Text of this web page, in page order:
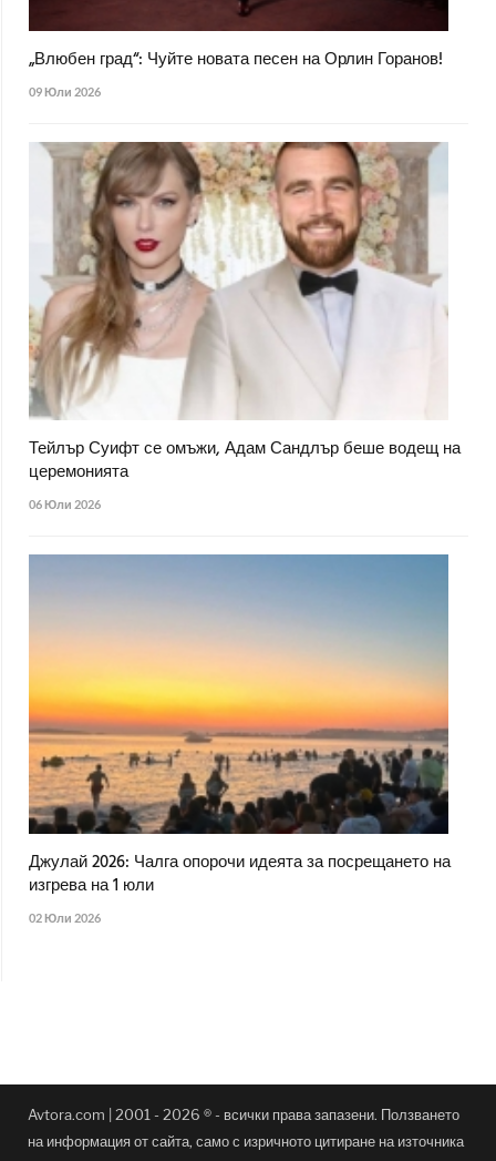
„Влюбен град“: Чуйте новата песен на Орлин Горанов!
09 Юли 2026
Тейлър Суифт се омъжи, Адам Сандлър беше водещ на
церемонията
06 Юли 2026
Джулай 2026: Чалга опорочи идеята за посрещането на
изгрева на 1 юли
02 Юли 2026
Avtora.com | 2001 - 2026 ® - всички права запазени. Ползването
на информация от сайта, само с изричното цитиране на източника